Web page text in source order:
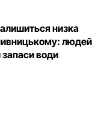
низка
людей
води